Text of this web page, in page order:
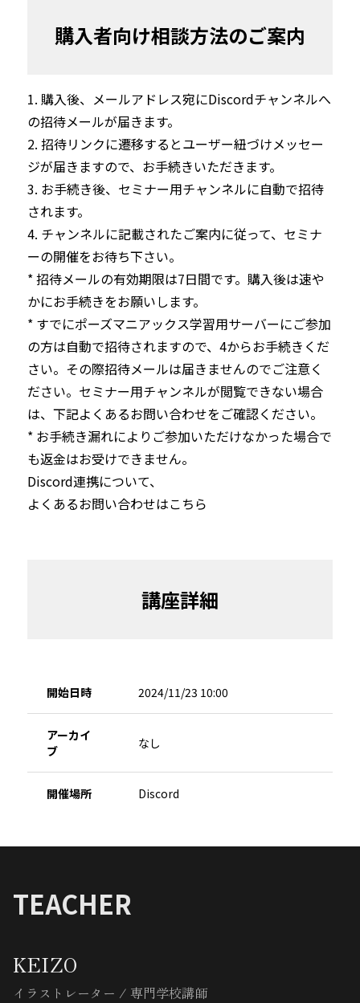
購入者向け相談方法のご案内
1. 購入後、メールアドレス宛にDiscordチャンネルへ
の招待メールが届きます。
2. 招待リンクに遷移するとユーザー紐づけメッセー
ジが届きますので、お手続きいただきます。
3. お手続き後、セミナー用チャンネルに自動で招待
されます。
4. チャンネルに記載されたご案内に従って、セミナ
ーの開催をお待ち下さい。
* 招待メールの有効期限は7日間です。購入後は速や
かにお手続きをお願いします。
* すでにポーズマニアックス学習用サーバーにご参加
の方は自動で招待されますので、4からお手続きくだ
さい。その際招待メールは届きませんのでご注意く
ださい。セミナー用チャンネルが閲覧できない場合
は、下記よくあるお問い合わせをご確認ください。
* お手続き漏れによりご参加いただけなかった場合で
も返金はお受けできません。
Discord連携について、
よくあるお問い合わせはこちら
講座詳細
開始日時 2024/11/23 10:00
アーカイ
ブ
なし
開催場所 Discord
TEACHER
KEIZO
イラストレーター / 専門学校講師